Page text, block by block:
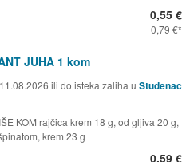
0,55 €
0,79 €
JUHA 1 kom
ili do isteka zaliha u Studenac
KOM rajčica krem 18 g, od gljiva 20 g,
krem 23 g
0,59 €